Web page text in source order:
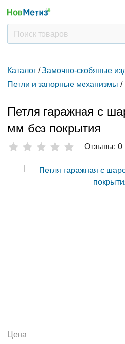
Каталог / Замочно-скобяные
Петли и запорные механизмы /
Петля гаражная с
мм без покрытия
Отзывы: 0
Цена